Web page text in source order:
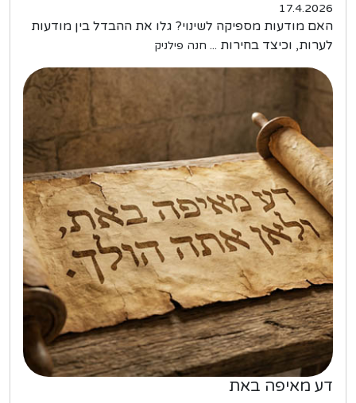
17.4.2026
האם מודעות מספיקה לשינוי? גלו את ההבדל בין מודעות
לערות, וכיצד בחירות ... חנה פילניק
דע מאיפה באת